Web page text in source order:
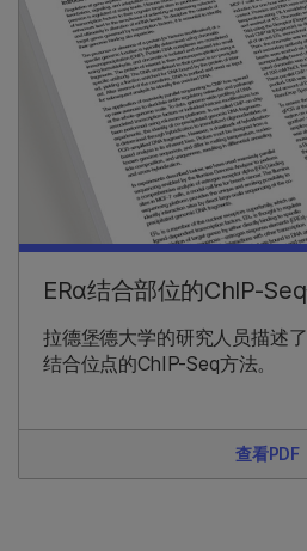
ERα结合部位的ChIP-
拉德堡德大学的研究人员描述
结合位点的ChIP-Seq方法。
查看PDF